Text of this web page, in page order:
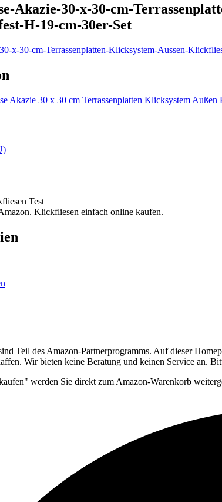
Akazie-30-x-30-cm-
H-19-cm-30er-Set
x-30-cm-Terrassenplatten-Klicksystem-Aussen-
Akazie 30 x 30 cm Terrassenplatten Klicksystem
Klickfliesen einfach online kaufen.
Teil des Amazon-Partnerprogramms. Auf dieser
Wir bieten keine Beratung und keinen Service an.
werden Sie direkt zum Amazon-Warenkorb